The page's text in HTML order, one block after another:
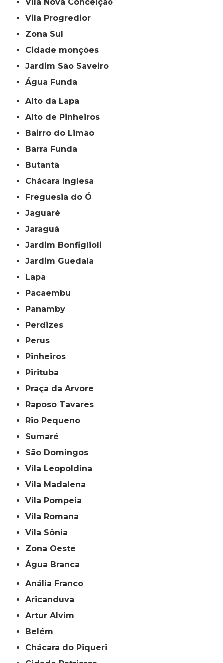
Vila Nova Conceição
Vila Progredior
Zona Sul
cidade monções
jardim São Saveiro
Água Funda
Alto da Lapa
Alto de Pinheiros
Bairro do Limão
Barra Funda
Butantã
Chácara Inglesa
Freguesia do Ó
Jaguaré
Jaraguá
Jardim Bonfiglioli
Jardim Guedala
Lapa
Pacaembu
Panamby
Perdizes
Perus
Pinheiros
Pirituba
Praça da Arvore
Raposo Tavares
Rio Pequeno
Sumaré
São Domingos
Vila Leopoldina
Vila Madalena
Vila Pompeia
Vila Romana
Vila Sônia
Zona Oeste
Água Branca
Anália Franco
Aricanduva
Artur Alvim
Belém
Chácara do Piqueri